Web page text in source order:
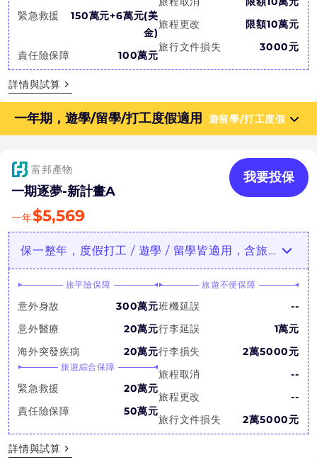
緊急救援
150萬元+6萬元(美
金)
責任險保障
100萬元
旅程更改
限額10萬元
旅行文件損失
3000元
詳情與試算
一年期，遊學/留學/打工度假適用 遊留學/打工度假
富邦產物
一期逐夢-新計畫A
我要投保
一年$5,569
保一整年，度假打工 / 遊學 / 留學皆適用，含旅行綜合保障
旅平險保障
意外身故
300萬元
意外醫療
20萬元
海外突發疾病
20萬元
旅遊綜合保障
緊急救援
20萬元
責任險保障
50萬元
旅遊不便保障
班機延誤
--
行李延誤
1萬元
行李損失
2萬5000元
旅程取消
--
旅程更改
--
旅行文件損失
2萬5000元
詳情與試算